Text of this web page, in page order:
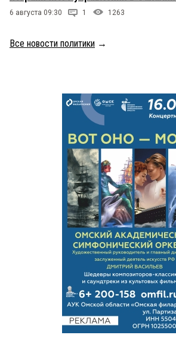
6 августа 09:30 1 1263
Все новости политики →